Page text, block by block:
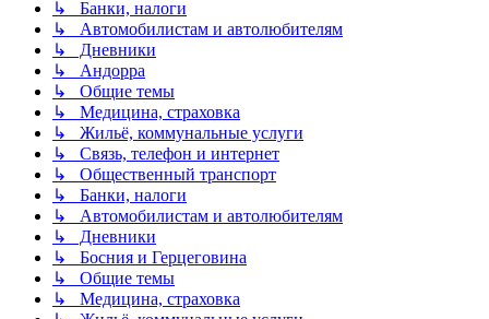
↳ Банки, налоги
↳ Автомобилистам и автолюбителям
↳ Дневники
↳ Андорра
↳ Общие темы
↳ Медицина, страховка
↳ Жильё, коммунальные услуги
↳ Связь, телефон и интернет
↳ Общественный транспорт
↳ Банки, налоги
↳ Автомобилистам и автолюбителям
↳ Дневники
↳ Босния и Герцеговина
↳ Общие темы
↳ Медицина, страховка